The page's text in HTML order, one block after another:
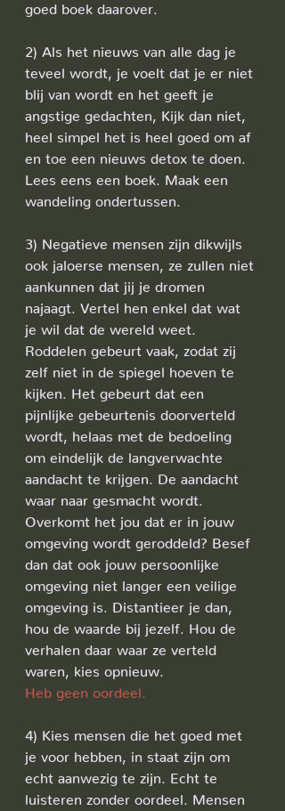
goed boek daarover.
2) Als het nieuws van alle dag je
teveel wordt, je voelt dat je er niet
blij van wordt en het geeft je
angstige gedachten, Kijk dan niet,
heel simpel het is heel goed om af
en toe een nieuws detox te doen.
Lees eens een boek. Maak een
wandeling ondertussen.
3) Negatieve mensen zijn dikwijls
ook jaloerse mensen, ze zullen niet
aankunnen dat jij je dromen
najaagt. Vertel hen enkel dat wat
je wil dat de wereld weet.
Roddelen gebeurt vaak, zodat zij
zelf niet in de spiegel hoeven te
kijken. Het gebeurt dat een
pijnlijke gebeurtenis doorverteld
wordt, helaas met de bedoeling
om eindelijk de langverwachte
aandacht te krijgen. De aandacht
waar naar gesmacht wordt.
Overkomt het jou dat er in jouw
omgeving wordt geroddeld? Besef
dan dat ook jouw persoonlijke
omgeving niet langer een veilige
omgeving is. Distantieer je dan,
hou de waarde bij jezelf. Hou de
verhalen daar waar ze verteld
waren, kies opnieuw.
Heb geen oordeel.
4) Kies mensen die het goed met
je voor hebben, in staat zijn om
echt aanwezig te zijn. Echt te
luisteren zonder oordeel. Mensen